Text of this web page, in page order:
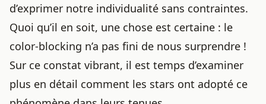
d’exprimer notre individualité sans contraintes.
Quoi qu’il en soit, une chose est certaine : le
color-blocking n’a pas fini de nous surprendre !
Sur ce constat vibrant, il est temps d’examiner
plus en détail comment les stars ont adopté ce